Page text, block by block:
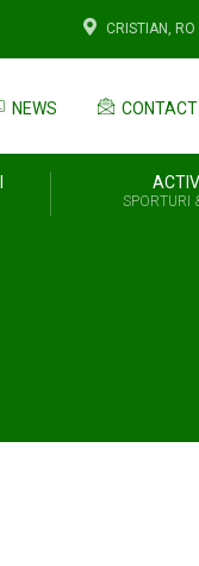
CRISTIAN, RO
NEWS CONTACT
SPORTURI